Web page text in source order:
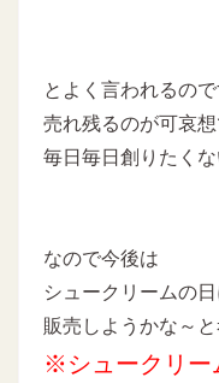
とよく言われるので
売れ残るのが可哀
毎日毎日創りたく
なので今後は
シュークリームの
販売しようかな～
※シュークリー